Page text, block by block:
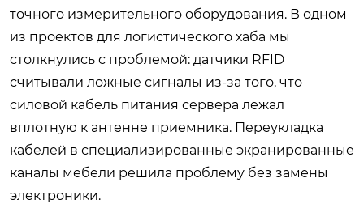
точного измерительного оборудования. В одном
из проектов для логистического хаба мы
столкнулись с проблемой: датчики RFID
считывали ложные сигналы из-за того, что
силовой кабель питания сервера лежал
вплотную к антенне приемника. Переукладка
кабелей в специализированные экранированные
каналы мебели решила проблему без замены
электроники.